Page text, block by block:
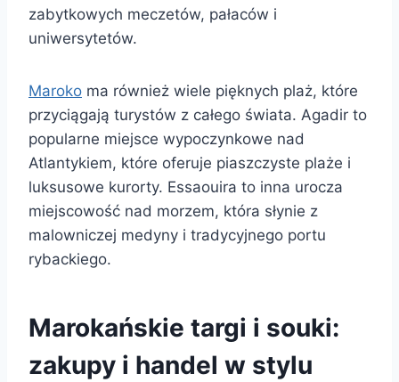
zabytkowych meczetów, pałaców i
uniwersytetów.
Maroko ma również wiele pięknych plaż, które
przyciągają turystów z całego świata. Agadir to
popularne miejsce wypoczynkowe nad
Atlantykiem, które oferuje piaszczyste plaże i
luksusowe kurorty. Essaouira to inna urocza
miejscowość nad morzem, która słynie z
malowniczej medyny i tradycyjnego portu
rybackiego.
Marokańskie targi i souki:
zakupy i handel w stylu